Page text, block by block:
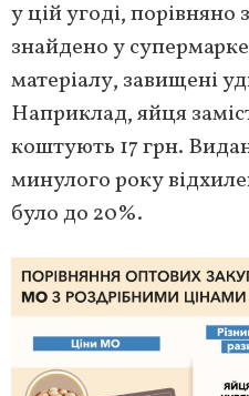
у цій угоді,
знайдено у
матеріалу, завищені
Наприклад, яйця
коштують 17 грн.
минулого року
було до 20%.